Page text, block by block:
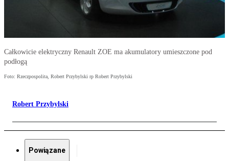
Całkowicie elektryczny Renault ZOE ma akumulatory umieszczone pod
podłogą
Foto: Rzeczpospolita, Robert Przybylski rp Robert Przybylski
Robert Przybylski
Powiązane